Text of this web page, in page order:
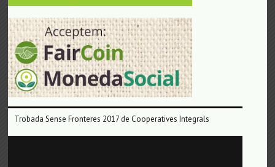
Trobada Sense Fronteres 2017 de Cooperatives Integrals